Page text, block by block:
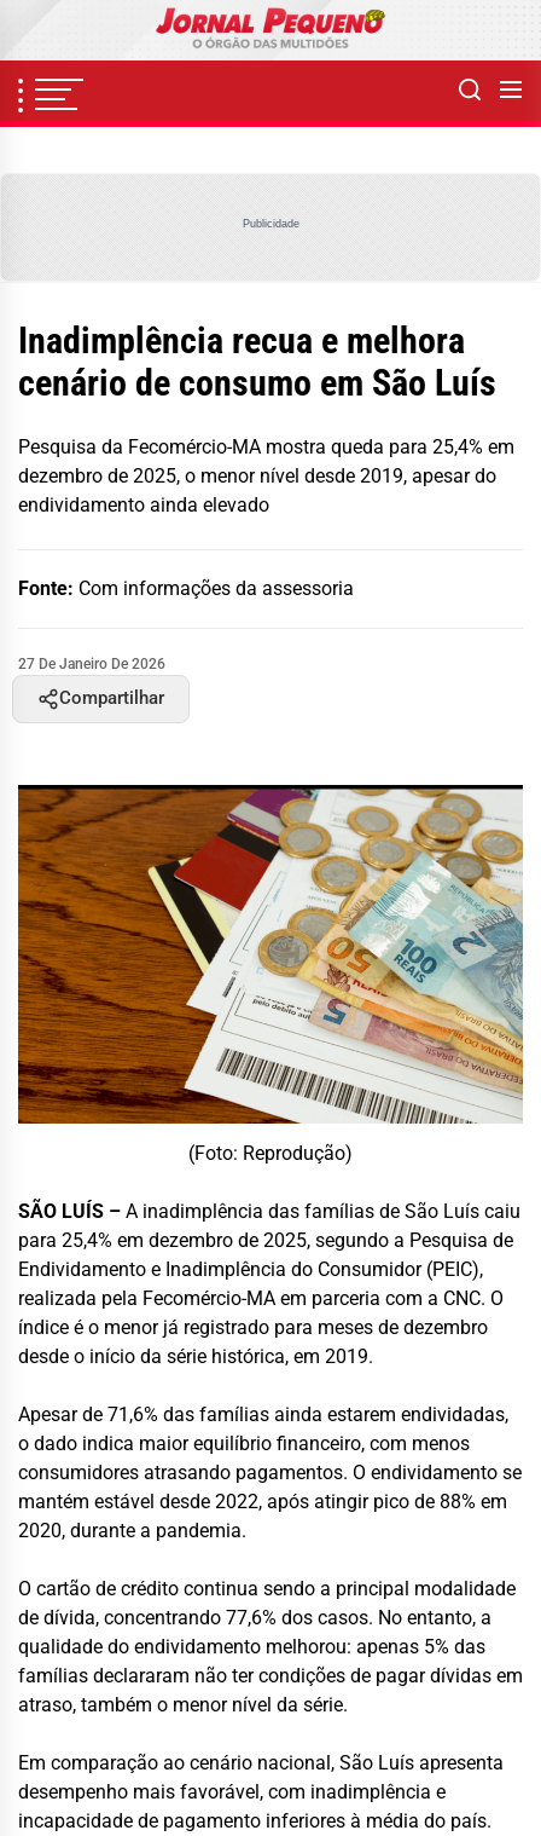
content
Publicidade
Inadimplência recua e melhora
cenário de consumo em São Luís
Pesquisa da Fecomércio-MA mostra queda para 25,4% em
dezembro de 2025, o menor nível desde 2019, apesar do
endividamento ainda elevado
Fonte: Com informações da assessoria
27 De Janeiro De 2026
Compartilhar
(Foto: Reprodução)
SÃO LUÍS – A inadimplência das famílias de São Luís caiu
para 25,4% em dezembro de 2025, segundo a Pesquisa de
Endividamento e Inadimplência do Consumidor (PEIC),
realizada pela Fecomércio-MA em parceria com a CNC. O
índice é o menor já registrado para meses de dezembro
desde o início da série histórica, em 2019.
Apesar de 71,6% das famílias ainda estarem endividadas,
o dado indica maior equilíbrio financeiro, com menos
consumidores atrasando pagamentos. O endividamento se
mantém estável desde 2022, após atingir pico de 88% em
2020, durante a pandemia.
O cartão de crédito continua sendo a principal modalidade
de dívida, concentrando 77,6% dos casos. No entanto, a
qualidade do endividamento melhorou: apenas 5% das
famílias declararam não ter condições de pagar dívidas em
atraso, também o menor nível da série.
Em comparação ao cenário nacional, São Luís apresenta
desempenho mais favorável, com inadimplência e
incapacidade de pagamento inferiores à média do país.